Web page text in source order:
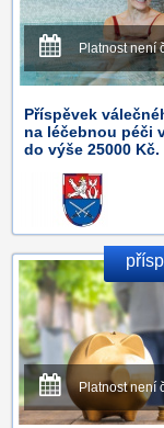
Platnost není
Příspěvek
na léčebnou péči
do výše 25000 Kč.
Platnost není